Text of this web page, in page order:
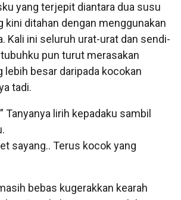
yang terjepit diantara dua susu
kini ditahan dengan menggunakan
Kali ini seluruh urat-urat dan sendi-
pun turut merasakan
lebih besar daripada kocokan
tadi.
Tanyanya lirih kepadaku sambil
sayang.. Terus kocok yang
bebas kugerakkan kearah